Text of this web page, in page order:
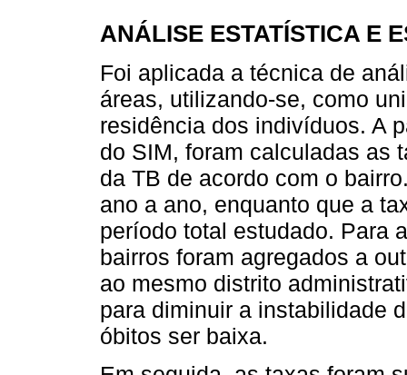
ANÁLISE ESTATÍSTICA E
Foi aplicada a técnica de
áreas, utilizando-se, como
residência dos indivíduos. A
do SIM, foram calculadas as
da TB de acordo com o
ano a ano, enquanto que a
período total estudado. Para
bairros foram agregados a
ao mesmo distrito
para diminuir a instabilidade
óbitos ser baixa.